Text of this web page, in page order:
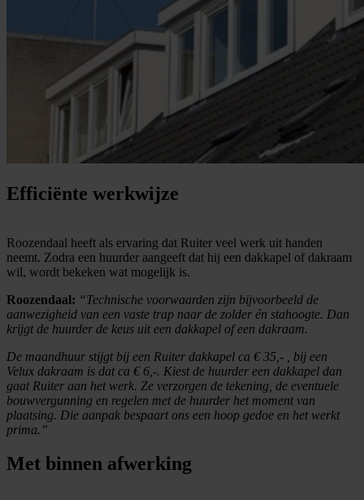
Efficiënte werkwijze
Roozendaal heeft als ervaring dat Ruiter veel werk uit handen
neemt. Zodra een huurder aangeeft dat hij een dakkapel of dakraam
wil, wordt bekeken wat mogelijk is.
Roozendaal: “Technische voorwaarden zijn bijvoorbeeld de
aanwezigheid van een vaste trap naar de zolder én stahoogte. Dan
krijgt de huurder de keus uit een dakkapel of een dakraam.
De maandhuur stijgt bij een Ruiter dakkapel ca € 35,- , bij een
Velux dakraam is dat ca € 6,-. Kiest de huurder een dakkapel dan
gaat Ruiter aan het werk. Ze verzorgen de tekening, de eventuele
bouwvergunning en regelen met de huurder het moment van
plaatsing. Die aanpak bespaart ons een hoop gedoe en het werkt
prima.”
Met binnen afwerking